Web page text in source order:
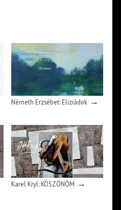
Németh Erzsébet: Eliziádok→
Karel Kryl: KÖSZÖNÖM →